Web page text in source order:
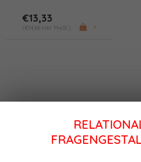
€13,33
(€14,66 Inkl. MwSt.) +